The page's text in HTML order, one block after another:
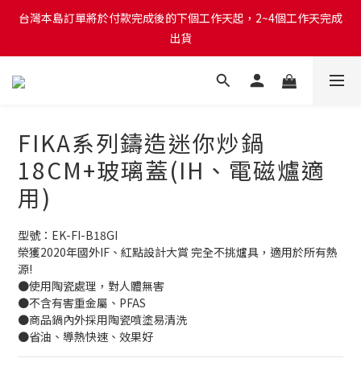
台灣本島訂單將於付款完成後的下個工作天起，2~4個工作天完成
出貨
出貨
台灣本島消費滿$999免運費
出貨
FIKA系列鑄造迷你炒鍋
18CM+玻璃蓋(IH、電磁爐適
用)
型號：EK-FI-B18GI
榮獲2020年國外IF、紅點設計大賞 完全不挑爐具，適用於所有熱
源!
●使用陶瓷處理，對人體無害
●不含有害重金屬、PFAS
●商品鍋內外採用陶瓷噴塗易清洗
●省油、導熱快速、效果好